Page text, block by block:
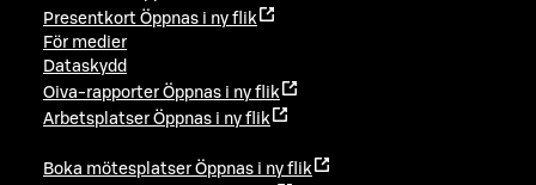
Presentkort Öppnas i ny flik
För medier
Dataskydd
Oiva-rapporter Öppnas i ny flik
Arbetsplatser Öppnas i ny flik
Boka mötesplatser Öppnas i ny flik